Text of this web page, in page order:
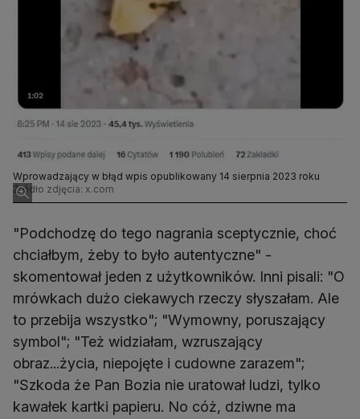
Wprowadzający w błąd wpis opublikowany 14 sierpnia 2023 roku
Źródło zdjęcia: x.com
"Podchodzę do tego nagrania sceptycznie, choć
chciałbym, żeby to było autentyczne" -
skomentował jeden z użytkowników. Inni pisali: "O
mrówkach dużo ciekawych rzeczy słyszałam. Ale
to przebija wszystko"; "Wymowny, poruszający
symbol"; "Też widziałam, wzruszający
obraz...życia, niepojęte i cudowne zarazem";
"Szkoda że Pan Bozia nie uratował ludzi, tylko
kawałek kartki papieru. No cóż, dziwne ma